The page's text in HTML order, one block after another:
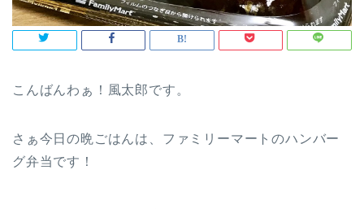
こんばんわぁ！風太郎です。
さぁ今日の晩ごはんは、ファミリーマートのハンバー
グ弁当です！